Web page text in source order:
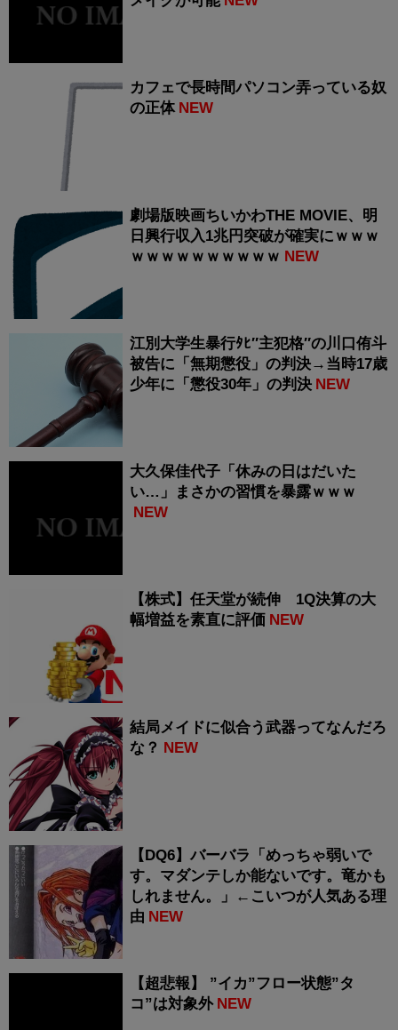
カフェで長時間パソコン弄っている奴
の正体 NEW
劇場版映画ちいかわTHE MOVIE、明
日興行収入1兆円突破が確実にｗｗｗ
ｗｗｗｗｗｗｗｗｗｗ NEW
江別大学生暴行ﾀﾋ″主犯格″の川口侑斗
被告に「無期懲役」の判決→当時17歳
少年に「懲役30年」の判決 NEW
大久保佳代子「休みの日はだいた
い…」まさかの習慣を暴露ｗｗｗ
NEW
【株式】任天堂が続伸 1Q決算の大
幅増益を素直に評価 NEW
結局メイドに似合う武器ってなんだろ
な？ NEW
【DQ6】バーバラ「めっちゃ弱いで
す。マダンテしか能ないです。竜かも
しれません。」←こいつが人気ある理
由 NEW
【超悲報】 ”イカ”フロー状態”タ
コ”は対象外 NEW